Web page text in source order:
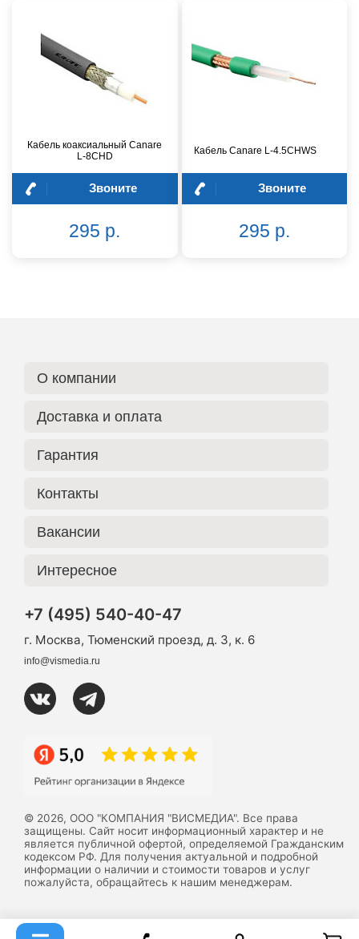
Кабель коаксиальный Canare
L-8CHD
Звоните
295 р.
Кабель Canare L-4.5CHWS
Звоните
295 р.
О компании
Доставка и оплата
Гарантия
Контакты
Вакансии
Интересное
+7 (495) 540-40-47
г. Москва, Тюменский проезд, д. 3, к. 6
info@vismedia.ru
© 2026, ООО "КОМПАНИЯ "ВИСМЕДИА". Все права
защищены. Сайт носит информационный характер и не
является публичной офертой, определяемой Гражданским
кодексом РФ. Для получения актуальной и подробной
информации о наличии и стоимости товаров и услуг
пожалуйста, обращайтесь к нашим менеджерам.